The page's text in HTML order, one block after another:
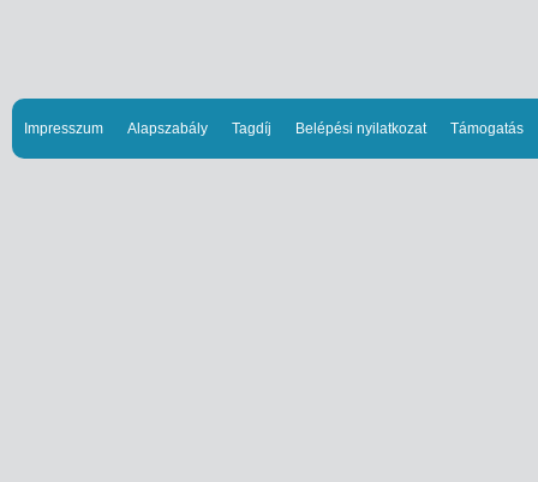
Impresszum Alapszabály Tagdíj Belépési nyilatkozat Támogatás